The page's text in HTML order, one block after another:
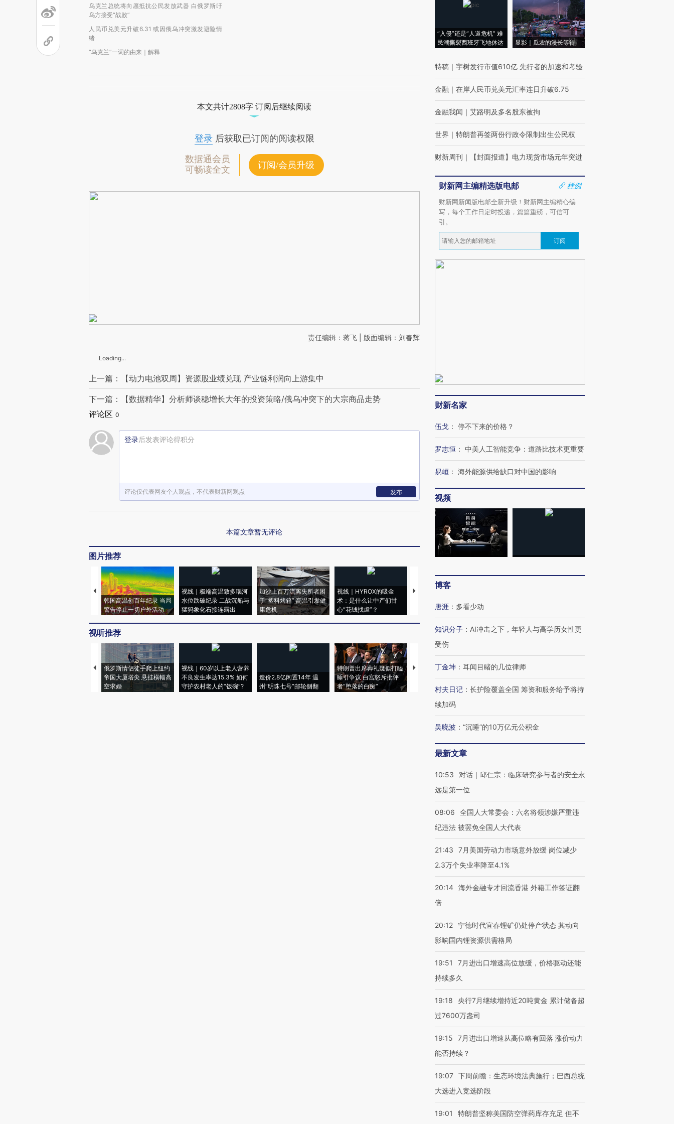
乌克兰总统将向愿抵抗公民发放武器 白俄罗斯吁
乌方接受“战败”
人民币兑美元升破6.31 或因俄乌冲突激发避险情
绪
“乌克兰”一词的由来｜解释
本文共计2808字 订阅后继续阅读
登录后获取已订阅的阅读权限
数据通会员
可畅读全文
订阅/会员升级
责任编辑：蒋飞 | 版面编辑：刘春辉
Loading...
上一篇：【动力电池双周】资源股业绩兑现 产业链利润向上游集中
下一篇：【数据精华】分析师谈稳增长大年的投资策略/俄乌冲突下的大宗商品走势
评论区 0
登录后发表评论得积分
评论仅代表网友个人观点，不代表财新网观点 发布
本篇文章暂无评论
图片推荐
韩国高温创百年纪录 当局
警告停止一切户外活动
视线｜极端高温致多瑙河
水位跌破纪录 二战沉船与
猛犸象化石接连露出
加沙上百万流离失所者困
于“塑料烤箱” 高温引发健
康危机
视线｜HYROX的吸金
术：是什么让中产们甘
心“花钱找虐”？
马航飞行员跨国走私7万
视听推荐
俄罗斯情侣徒手爬上纽约
帝国大厦塔尖 悬挂横幅高
空求婚
视线｜60岁以上老人营养
不良发生率达15.3% 如何
守护农村老人的“饭碗”?
造价2.8亿闲置14年 温
州“明珠七号”邮轮侧翻
特朗普出席葬礼疑似打瞌
睡引争议 白宫怒斥批评
者“堕落的白痴”
韩国高温创百年纪录 当局
警告停止一切户外活动
视线｜全球最热百城独占
97个 印度如何熬过48°C
的夏天
38岁梅西上演帽子戏法
阿根廷3-0阿尔及利亚
“入侵”还是“人道危机” 难
民潮撕裂西班牙飞地休达
显影｜瓜农的漫长等待
特稿 ｜ 宇树发行市值610亿 先行者的加速和考验
金融 ｜ 在岸人民币兑美元汇率连日升破6.75
金融我闻 ｜ 艾路明及多名股东被拘
世界 ｜ 特朗普再签两份行政令限制出生公民权
财新周刊 ｜ 【封面报道】电力现货市场元年突进
财新网主编精选版电邮
样例
财新网新闻版电邮全新升级！财新网主编精心编
写，每个工作日定时投递，篇篇重磅，可信可
引。
订阅
财新名家
伍戈 ： 停不下来的价格？
罗志恒 ： 中美人工智能竞争：道路比技术更重要
易峘 ： 海外能源供给缺口对中国的影响
视频
博客
唐涯 ： 多看少动
知识分子 ： AI冲击之下，年轻人与高学历女性更
受伤
丁金坤 ： 耳闻目睹的几位律师
村夫日记 ： 长护险覆盖全国 筹资和服务给予将持
续加码
吴晓波 ： “沉睡”的10万亿元公积金
最新文章
10:53
对话｜邱仁宗：临床研究参与者的安全永
远是第一位
08:06
全国人大常委会：六名将领涉嫌严重违
纪违法 被罢免全国人大代表
21:43
7月美国劳动力市场意外放缓 岗位减少
2.3万个失业率降至4.1%
20:14 海外金融专才回流香港 外籍工作签证翻
倍
20:12 宁德时代宜春锂矿仍处停产状态 其动向
影响国内锂资源供需格局
19:51
7月进出口增速高位放缓，价格驱动还能
持续多久
19:18
央行7月继续增持近20吨黄金 累计储备超
过7600万盎司
19:15
7月进出口增速从高位略有回落 涨价动力
能否持续？
19:07 下周前瞻：生态环境法典施行；巴西总统
大选进入竞选阶段
19:01 特朗普坚称美国防空弹药库存充足 但不